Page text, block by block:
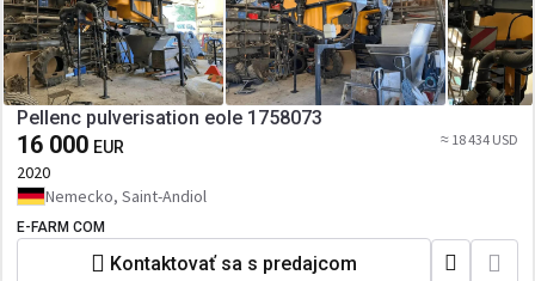
Pellenc pulverisation eole 1758073
16 000 EUR ≈ 18 434 USD
2020
Nemecko, Saint-Andiol
E-FARM COM
Kontaktovať sa s predajcom